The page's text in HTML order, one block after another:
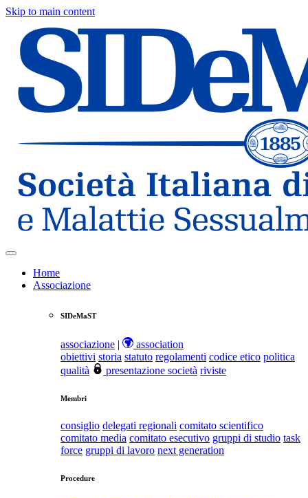
Skip to main content
Home
Associazione
SIDeMaST
associazione |
association
obiettivi storia statuto regolamenti codice etico politica
qualità
presentazione società riviste
Membri
consiglio delegati regionali comitato scientifico
comitato media comitato esecutivo gruppi di studio task
force gruppi di lavoro next generation
Procedure